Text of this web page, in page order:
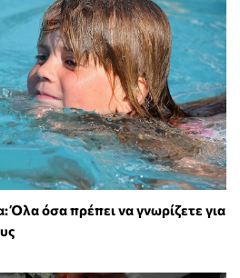
Όλα όσα πρέπει να γνωρίζετε για